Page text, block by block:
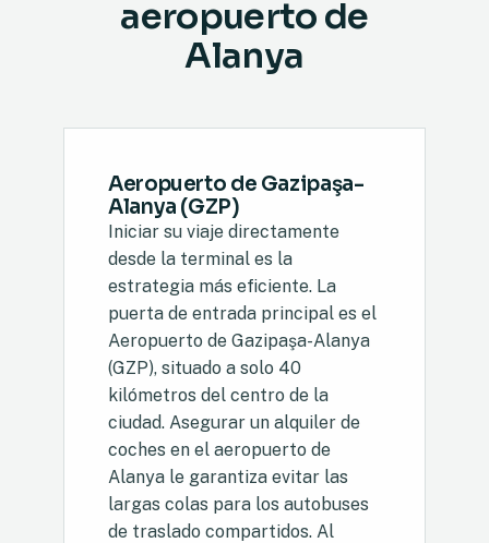
aeropuerto de
Alanya
Aeropuerto de Gazipaşa-
Alanya (GZP)
Iniciar su viaje directamente
desde la terminal es la
estrategia más eficiente. La
puerta de entrada principal es el
Aeropuerto de Gazipaşa-Alanya
(GZP), situado a solo 40
kilómetros del centro de la
ciudad. Asegurar un alquiler de
coches en el aeropuerto de
Alanya le garantiza evitar las
largas colas para los autobuses
de traslado compartidos. Al